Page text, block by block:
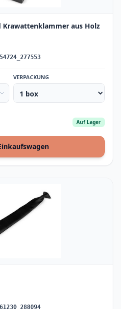
aus Holz
VERPACKUNG
Auf Lager